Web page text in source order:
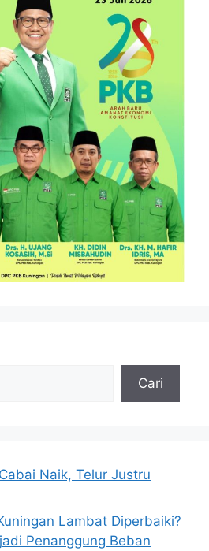
Cari
Naik, Telur Justru
Lambat Diperbaiki?
Penanggung Beban